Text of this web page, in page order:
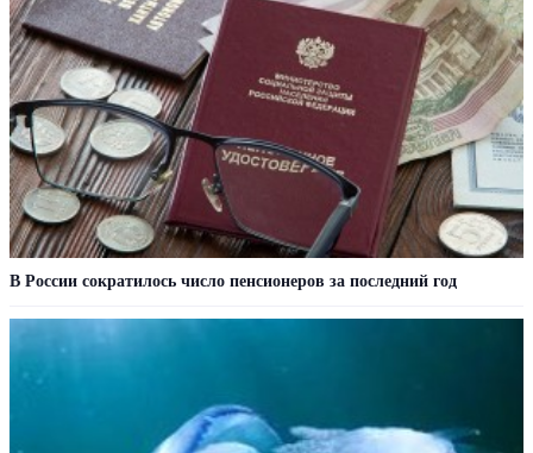
В России сократилось число пенсионеров за последний год